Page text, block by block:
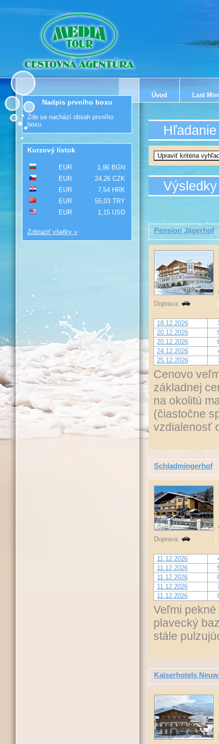
Úvod Last
Pension Jägerhof
Doprava:
18.12.2026
20.12.2026
20.12.2026
24.12.2026
25.12.2026
Cenovo
základnej
na okolitú
(čiastočne
vzdialenosť
Schladmingerhof
Doprava:
11.12.2026
11.12.2026
11.12.2026
11.12.2026
11.12.2026
Veľmi
plavecký
stále
Kaiserhotels
Nadpis prvního boxu
Zde se nachází obsah prvního
boxu.
Kurzový lístok
EUR
1,96 BGN
EUR
24,26 CZK
EUR
7,54 HRK
EUR
55,03 TRY
EUR
1,15 USD
Zobraziť všetky »